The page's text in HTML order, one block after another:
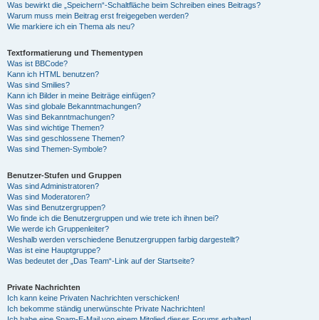
Was bewirkt die „Speichern“-Schaltfläche beim Schreiben eines Beitrags?
Warum muss mein Beitrag erst freigegeben werden?
Wie markiere ich ein Thema als neu?
Textformatierung und Thementypen
Was ist BBCode?
Kann ich HTML benutzen?
Was sind Smilies?
Kann ich Bilder in meine Beiträge einfügen?
Was sind globale Bekanntmachungen?
Was sind Bekanntmachungen?
Was sind wichtige Themen?
Was sind geschlossene Themen?
Was sind Themen-Symbole?
Benutzer-Stufen und Gruppen
Was sind Administratoren?
Was sind Moderatoren?
Was sind Benutzergruppen?
Wo finde ich die Benutzergruppen und wie trete ich ihnen bei?
Wie werde ich Gruppenleiter?
Weshalb werden verschiedene Benutzergruppen farbig dargestellt?
Was ist eine Hauptgruppe?
Was bedeutet der „Das Team“-Link auf der Startseite?
Private Nachrichten
Ich kann keine Privaten Nachrichten verschicken!
Ich bekomme ständig unerwünschte Private Nachrichten!